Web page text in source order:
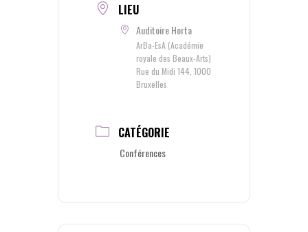
LIEU
Auditoire Horta
ArBa-EsA (Académie
royale des Beaux-Arts)
Rue du Midi 144, 1000
Bruxelles
CATÉGORIE
Conférences